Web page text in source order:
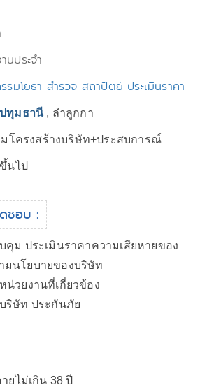
นประจำ
รมโยธา สำรวจ สถาปัตย์ ประเมินราคา
ปทุมธานี, ลำลูกกา
โครงสร้างบริษัท+ประสบการณ์
นไป
ชอบ :
คุม ประเมินราคาความเสียหายของ
มนโยบายของบริษัท
น่วยงานที่เกี่ยวข้อง
ริษัท ประกันภัย
ยไม่เกิน 38 ปี